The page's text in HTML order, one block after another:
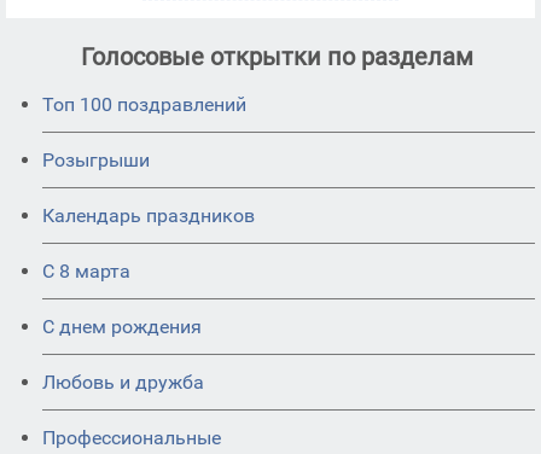
Голосовые открытки по разделам
Топ 100 поздравлений
Розыгрыши
Календарь праздников
С 8 марта
С днем рождения
Любовь и дружба
Профессиональные